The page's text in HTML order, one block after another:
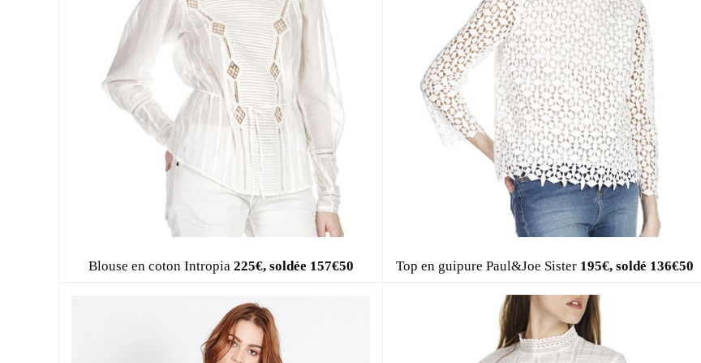
Blouse en coton Intropia 225€, soldée 157€50 Top en guipure Paul&Joe Sister 195€, soldé 136€50